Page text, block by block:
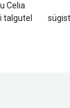
Celia
talgutel